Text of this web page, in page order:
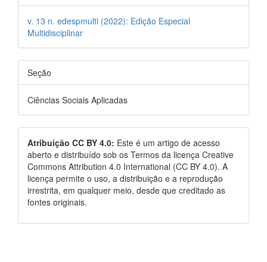
v. 13 n. edespmulti (2022): Edição Especial
Multidisciplinar
Seção
Ciências Sociais Aplicadas
Atribuição CC BY 4.0: Este é um artigo de acesso
aberto e distribuído sob os Termos da licença Creative
Commons Attribution 4.0 International (CC BY 4.0). A
licença permite o uso, a distribuição e a reprodução
irrestrita, em qualquer meio, desde que creditado as
fontes originais.